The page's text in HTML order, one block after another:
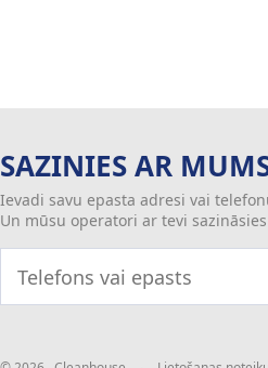
SAZINIES AR
Ievadi savu epasta adresi vai
Un mūsu operatori ar tevi